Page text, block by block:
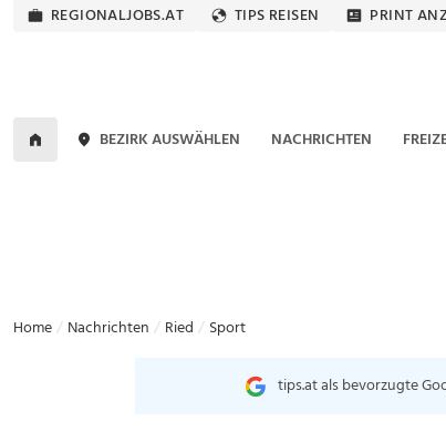
REGIONALJOBS.AT TIPS REISEN PRINT
BEZIRK AUSWÄHLEN NACHRICHTEN
Home Nachrichten Ried Sport
tips.at als bevorzugte